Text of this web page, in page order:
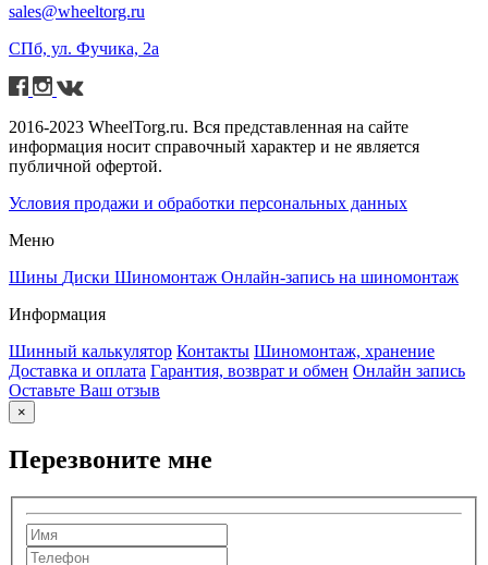
sales@wheeltorg.ru
СПб, ул. Фучика, 2а
2016-2023 WheelTorg.ru. Вся представленная на сайте
информация носит справочный характер и не является
публичной офертой.
Условия продажи и обработки персональных данных
Меню
Шины Диски Шиномонтаж Онлайн-запись на шиномонтаж
Информация
Шинный калькулятор Контакты Шиномонтаж, хранение
Доставка и оплата Гарантия, возврат и обмен Онлайн запись
Оставьте Ваш отзыв
×
Перезвоните мне